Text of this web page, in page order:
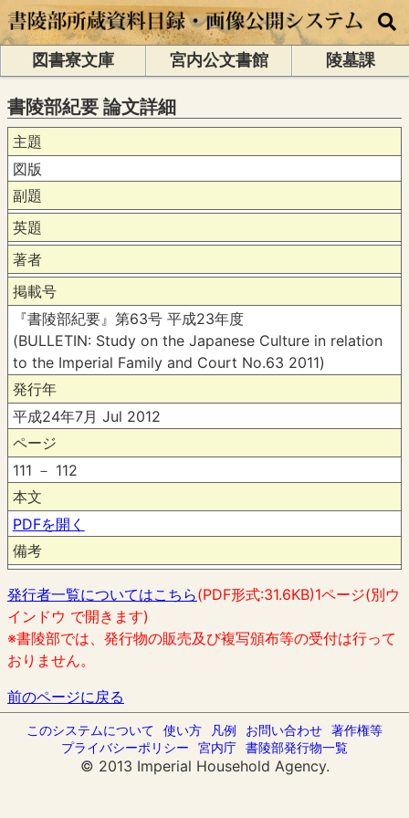
図書寮文庫 宮内公文書館 陵墓課
書陵部紀要 論文詳細
主題
図版
副題
英題
著者
掲載号
『書陵部紀要』第63号 平成23年度
(BULLETIN: Study on the Japanese Culture in relation
to the Imperial Family and Court No.63 2011)
発行年
平成24年7月 Jul 2012
ページ
111 － 112
本文
PDFを開く
備考
発行者一覧についてはこちら(PDF形式:31.6KB)1ページ(別ウ
インドウ で開きます)
※書陵部では、発行物の販売及び複写頒布等の受付は行って
おりません。
前のページに戻る
このシステムについて 使い方 凡例 お問い合わせ 著作権等
プライバシーポリシー
宮内庁 書陵部発行物一覧
© 2013 Imperial Household Agency.